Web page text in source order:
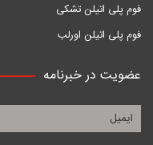
فوم پلی اتیلن تشکی
فوم پلی اتیلن اورلب
عضویت در خبرنامه